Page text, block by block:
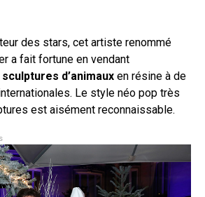
des stars, cet artiste renommé
a fait fortune en vendant
sculptures d’animaux en résine à de
Le style néo pop très
est aisément reconnaissable.